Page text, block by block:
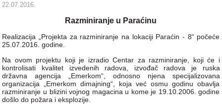
22.07.2016.
Razminiranje u Paraćinu
Realizacija „Projekta za razminiranje na lokaciji Paraćin - 8“ počeće
25.07.2016. godine.
Na ovom projektu koji je izradio Centar za razminiranje, koji će i
kontrolisati kvalitet izvedenih radova, izvođač radova je ruska
državna agencija „Emerkom“, odnosno njena specijalizovana
organizacija „Emerkom dimajning“, koja već osmu godinu obavlja
razminiranje u blizini vojnog magacina u kome je 19.10.2006. godine
došlo do požara i eksplozije.